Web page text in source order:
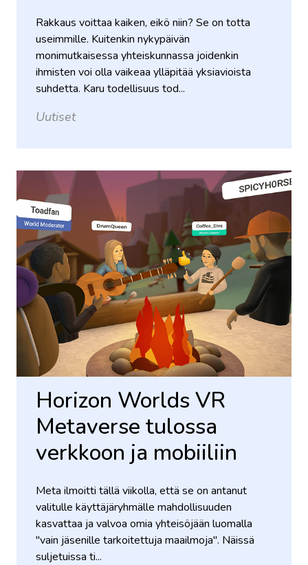
Rakkaus voittaa kaiken, eikö niin? Se on totta
useimmille. Kuitenkin nykypäivän
monimutkaisessa yhteiskunnassa joidenkin
ihmisten voi olla vaikeaa ylläpitää yksiavioista
suhdetta. Karu todellisuus tod...
Uutiset
Horizon Worlds VR
Metaverse tulossa
verkkoon ja mobiiliin
Meta ilmoitti tällä viikolla, että se on antanut
valitulle käyttäjäryhmälle mahdollisuuden
kasvattaa ja valvoa omia yhteisöjään luomalla
"vain jäsenille tarkoitettuja maailmoja". Näissä
suljetuissa ti...